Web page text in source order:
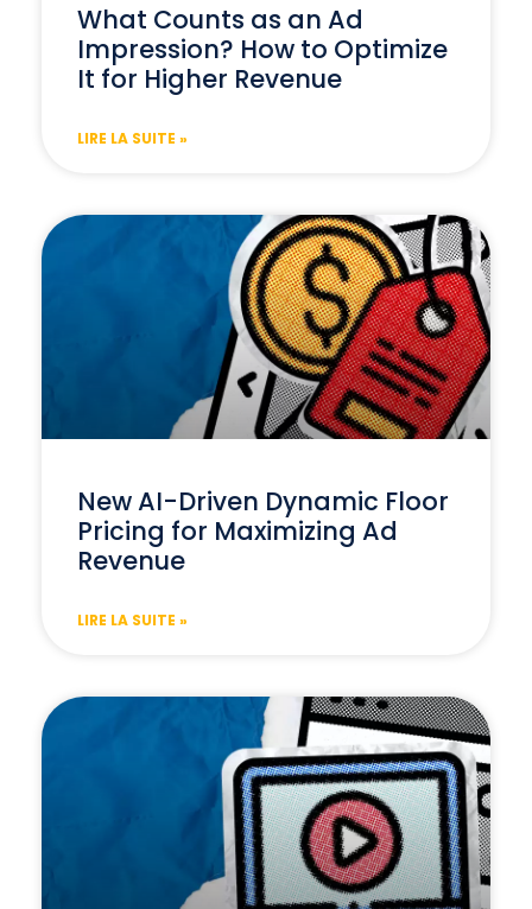
What Counts as an Ad
Impression? How to Optimize
It for Higher Revenue
LIRE LA SUITE »
New AI-Driven Dynamic Floor
Pricing for Maximizing Ad
Revenue
LIRE LA SUITE »